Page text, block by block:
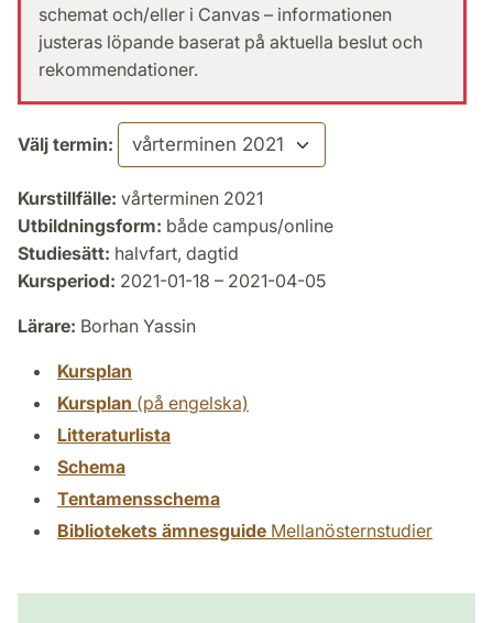
schemat och/eller i Canvas – informationen
justeras löpande baserat på aktuella beslut och
rekommendationer.
Välj termin:
Kurstillfälle: vårterminen 2021
Utbildningsform: både campus/online
Studiesätt: halvfart, dagtid
Kursperiod: 2021-01-18 – 2021-04-05
Lärare: Borhan Yassin
Kursplan
Kursplan (på engelska)
Litteraturlista
Schema
Tentamensschema
Bibliotekets ämnesguide Mellanösternstudier